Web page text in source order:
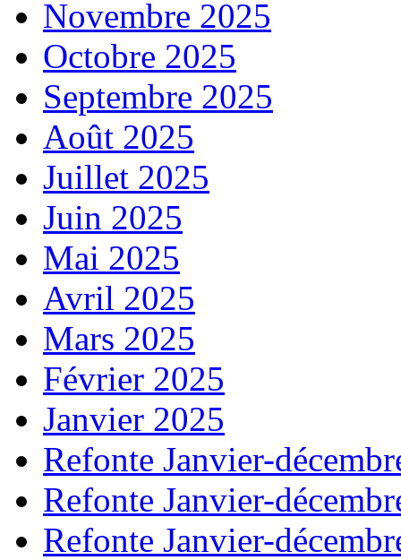
Novembre 2025
Octobre 2025
Septembre 2025
Août 2025
Juillet 2025
Juin 2025
Mai 2025
Avril 2025
Mars 2025
Février 2025
Janvier 2025
Refonte Janvier-
Refonte Janvier-
Refonte Janvier-